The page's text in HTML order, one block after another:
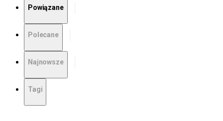
Powiązane
Polecane
Najnowsze
Tagi